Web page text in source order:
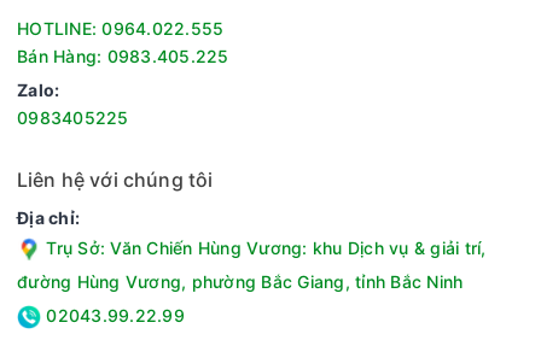
HOTLINE: 0964.022.555
Bán Hàng: 0983.405.225
Zalo:
0983405225
Liên hệ với chúng tôi
Địa chỉ:
Trụ Sở: Văn Chiến Hùng Vương: khu Dịch vụ & giải trí,
đường Hùng Vương, phường Bắc Giang, tỉnh Bắc Ninh
02043.99.22.99